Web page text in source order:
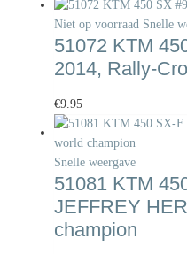
Niet op voorraad Snelle
51072 KTM
2014, Rally-
€9.95
Snelle weergave
51081 KTM
JEFFREY
champion